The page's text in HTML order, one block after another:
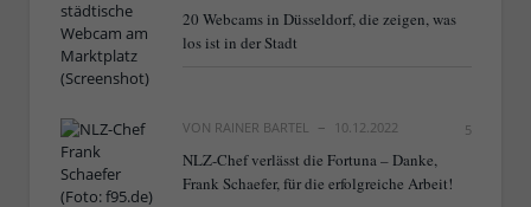
20 Webcams in Düsseldorf, die zeigen, was
los ist in der Stadt
VON RAINER BARTEL 10.12.2022 5
NLZ-Chef verlässt die Fortuna – Danke,
Frank Schaefer, für die erfolgreiche Arbeit!